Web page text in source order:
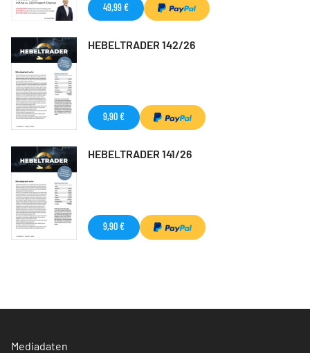
49,99 €
HEBELTRADER 142/26
9,90 €
HEBELTRADER 141/26
9,90 €
Mediadaten